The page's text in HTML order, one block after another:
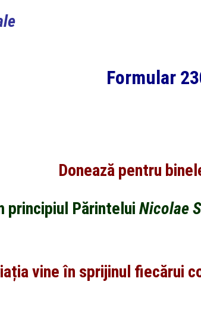
Formular
Donează pentru
principiul Părintelui Nicolae
vine în sprijinul fiecărui